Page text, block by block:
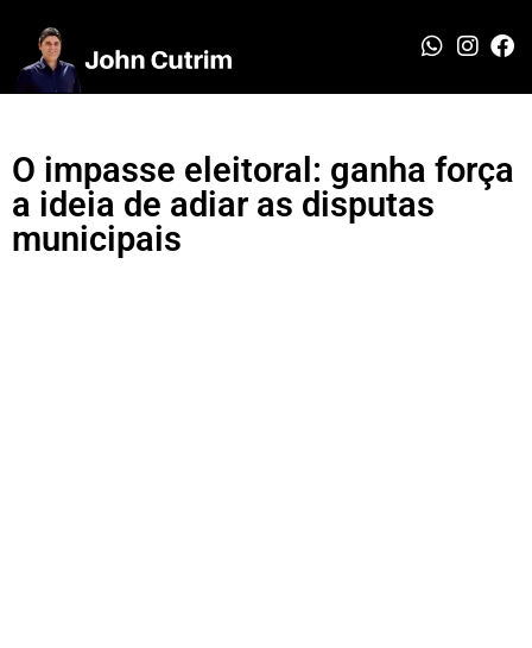
O impasse eleitoral: ganha força
a ideia de adiar as disputas
municipais